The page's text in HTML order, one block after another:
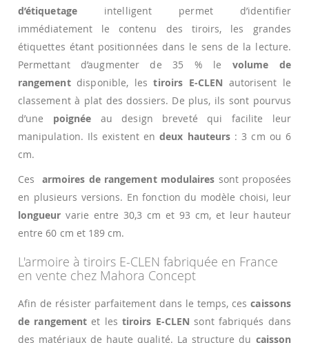
d’étiquetageintelligent permet d’identifier
immédiatement le contenu des tiroirs, les grandes
étiquettes étant positionnées dans le sens de la lecture.
Permettant d’augmenter de 35 % le volume de
rangementdisponible, lestiroirs E-CLEN autorisent le
classement à plat des dossiers. De plus, ils sont pourvus
d’une poignée au design breveté qui facilite leur
manipulation. Ils existent endeux hauteurs : 3 cm ou 6
cm.
Ces armoires de rangement modulaires sont proposées
en plusieurs versions. En fonction du modèle choisi, leur
longueur varie entre 30,3 cm et 93 cm, et leur hauteur
entre 60 cm et 189 cm.
L'armoire à tiroirs E-CLEN fabriquée en France
en vente chez Mahora Concept
Afin de résister parfaitement dans le temps, ces caissons
de rangement et lestiroirs E-CLEN sont fabriqués dans
des matériaux de haute qualité. La structure du caisson